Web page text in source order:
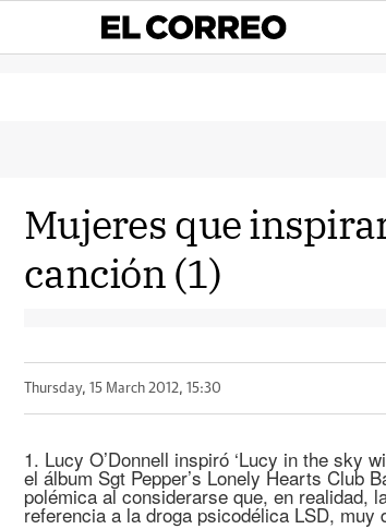
Mujeres que
canción (1)
Thursday, 15 March 2012, 15:30
1. Lucy O’Donnell inspiró ‘Lucy in the sky
el álbum Sgt Pepper’s Lonely Hearts Club
polémica al considerarse que, en realidad,
referencia a la droga psicodélica LSD,